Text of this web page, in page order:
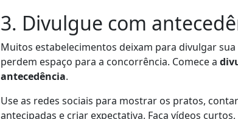
3. Divulgue com
Muitos estabelecimentos deixam para divulgar
perdem espaço para a concorrência. Comece a
antecedência.
Use as redes sociais para mostrar os pratos,
antecipadas e criar expectativa. Faça vídeos